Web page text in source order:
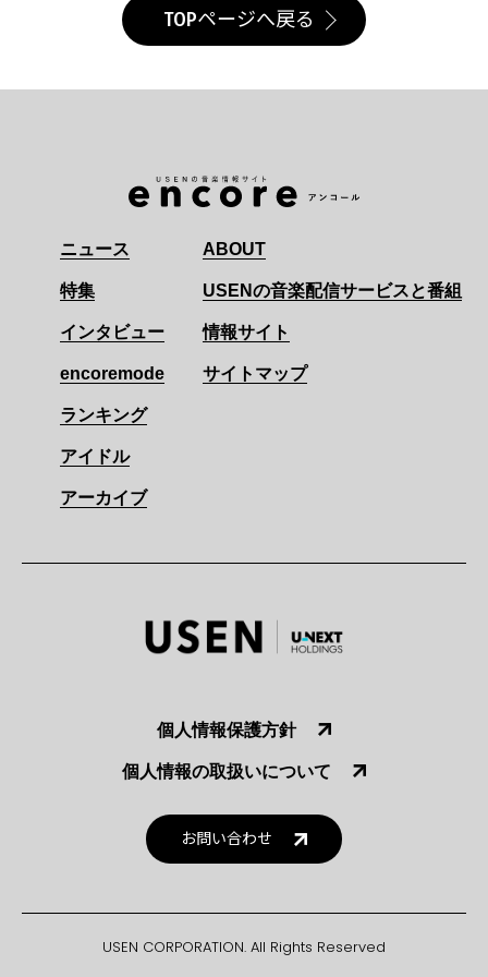
TOPページへ戻る
ニュース
特集
インタビュー
encoremode
ランキング
アイドル
アーカイブ
ABOUT
USENの音楽配信サービスと番組
情報サイト
サイトマップ
個人情報保護方針
個人情報の取扱いについて
お問い合わせ
USEN CORPORATION. All Rights Reserved